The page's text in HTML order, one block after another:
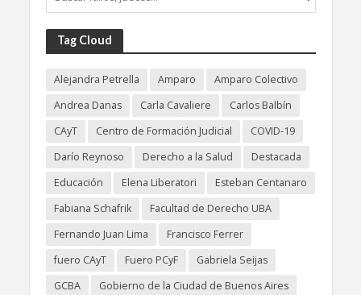
Tag Cloud
Alejandra Petrella Amparo
Amparo Colectivo
Andrea Danas
Carla Cavaliere
Carlos Balbín
CAyT
Centro de Formación Judicial
COVID-19
Darío Reynoso
Derecho a la Salud
Destacada
Educación
Elena Liberatori
Esteban Centanaro
Fabiana Schafrik
Facultad de Derecho UBA
Fernando Juan Lima
Francisco Ferrer
fuero CAyT
Fuero PCyF
Gabriela Seijas
GCBA
Gobierno de la Ciudad de Buenos Aires